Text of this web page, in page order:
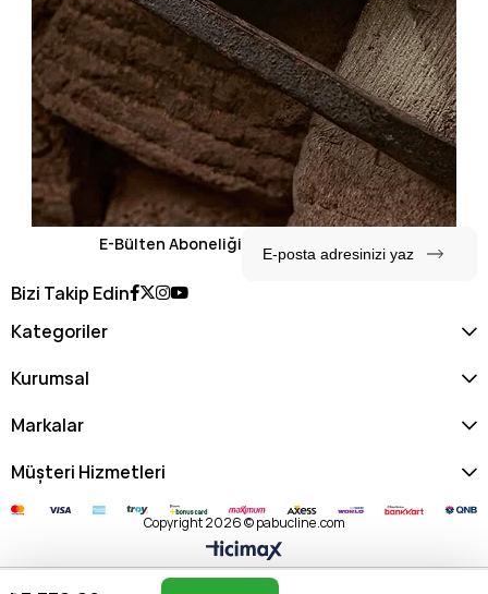
E-Bülten Aboneliği
Bizi Takip Edin
Kategoriler
Kurumsal
Markalar
Müşteri Hizmetleri
Copyright 2026 © pabucline.com